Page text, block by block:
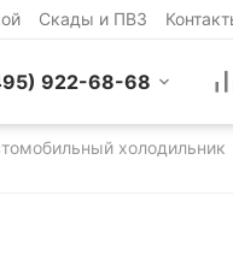
Скады и ПВЗ
922-68-68
холодильник